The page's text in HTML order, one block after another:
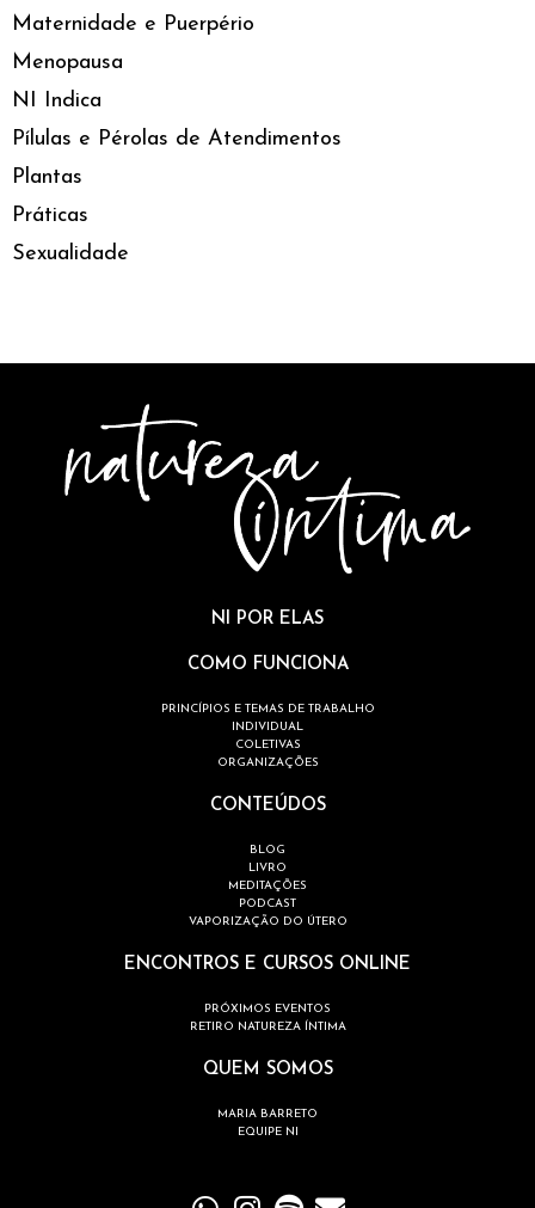
Maternidade e Puerpério
Menopausa
NI Indica
Pílulas e Pérolas de Atendimentos
Plantas
Práticas
Sexualidade
NI POR ELAS
COMO FUNCIONA
PRINCÍPIOS E TEMAS DE TRABALHO
INDIVIDUAL
COLETIVAS
ORGANIZAÇÕES
CONTEÚDOS
BLOG
LIVRO
MEDITAÇÕES
PODCAST
VAPORIZAÇÃO DO ÚTERO
ENCONTROS E CURSOS ONLINE
PRÓXIMOS EVENTOS
RETIRO NATUREZA ÍNTIMA
QUEM SOMOS
MARIA BARRETO
EQUIPE NI